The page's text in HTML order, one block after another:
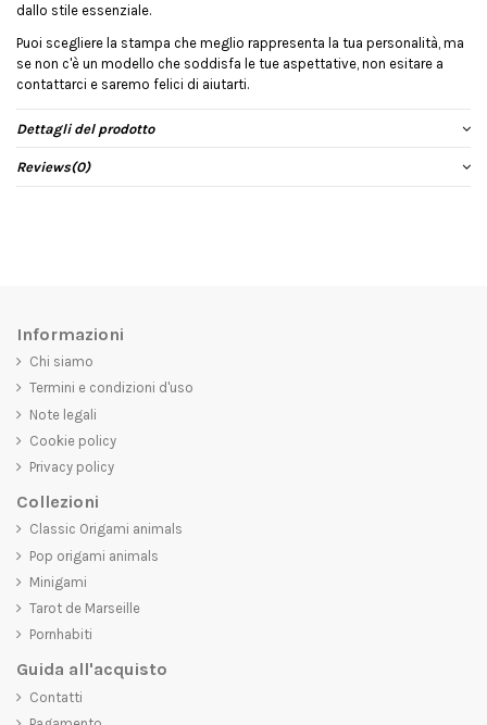
dallo stile essenziale.
Puoi scegliere la stampa che meglio rappresenta la tua personalità, ma
se non c'è un modello che soddisfa le tue aspettative, non esitare a
contattarci e saremo felici di aiutarti.
Dettagli del prodotto
Reviews(0)
Informazioni
Chi siamo
Termini e condizioni d'uso
Note legali
Cookie policy
Privacy policy
Collezioni
Classic Origami animals
Pop origami animals
Minigami
Tarot de Marseille
Pornhabiti
Guida all'acquisto
Contatti